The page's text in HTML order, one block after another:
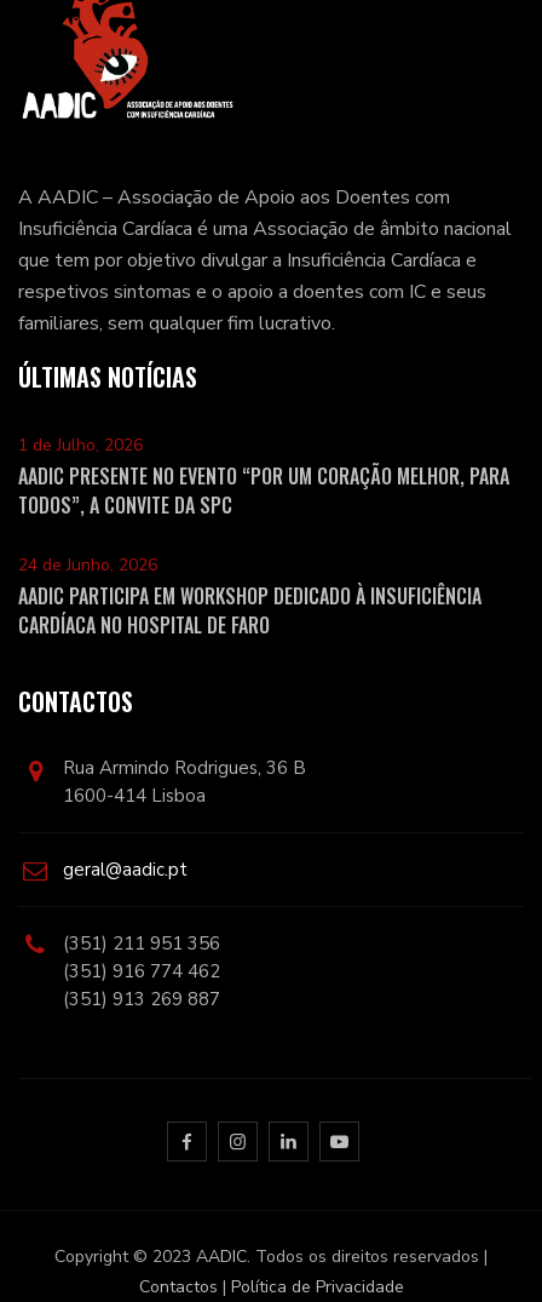
A AADIC – Associação de Apoio aos Doentes com
Insuficiência Cardíaca é uma Associação de âmbito nacional
que tem por objetivo divulgar a Insuficiência Cardíaca e
respetivos sintomas e o apoio a doentes com IC e seus
familiares, sem qualquer fim lucrativo.
ÚLTIMAS NOTÍCIAS
1 de Julho, 2026
AADIC PRESENTE NO EVENTO “POR UM CORAÇÃO MELHOR, PARA
TODOS”, A CONVITE DA SPC
24 de Junho, 2026
AADIC PARTICIPA EM WORKSHOP DEDICADO À INSUFICIÊNCIA
CARDÍACA NO HOSPITAL DE FARO
CONTACTOS
Rua Armindo Rodrigues, 36 B
1600-414 Lisboa
geral@aadic.pt
(351) 211 951 356
(351) 916 774 462
(351) 913 269 887
Copyright © 2023 AADIC. Todos os direitos reservados |
Contactos | Política de Privacidade